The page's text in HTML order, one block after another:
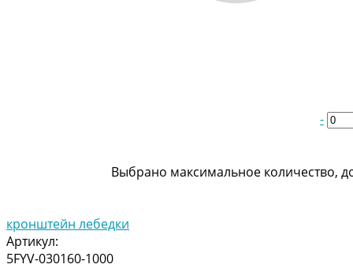
-
Выбрано максимальное количество,
кронштейн лебедки
Артикул:
5FYV-030160-1000